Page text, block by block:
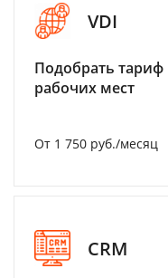
VDI
Подобрать
рабочих мест
От 1 750 руб./месяц
CRM